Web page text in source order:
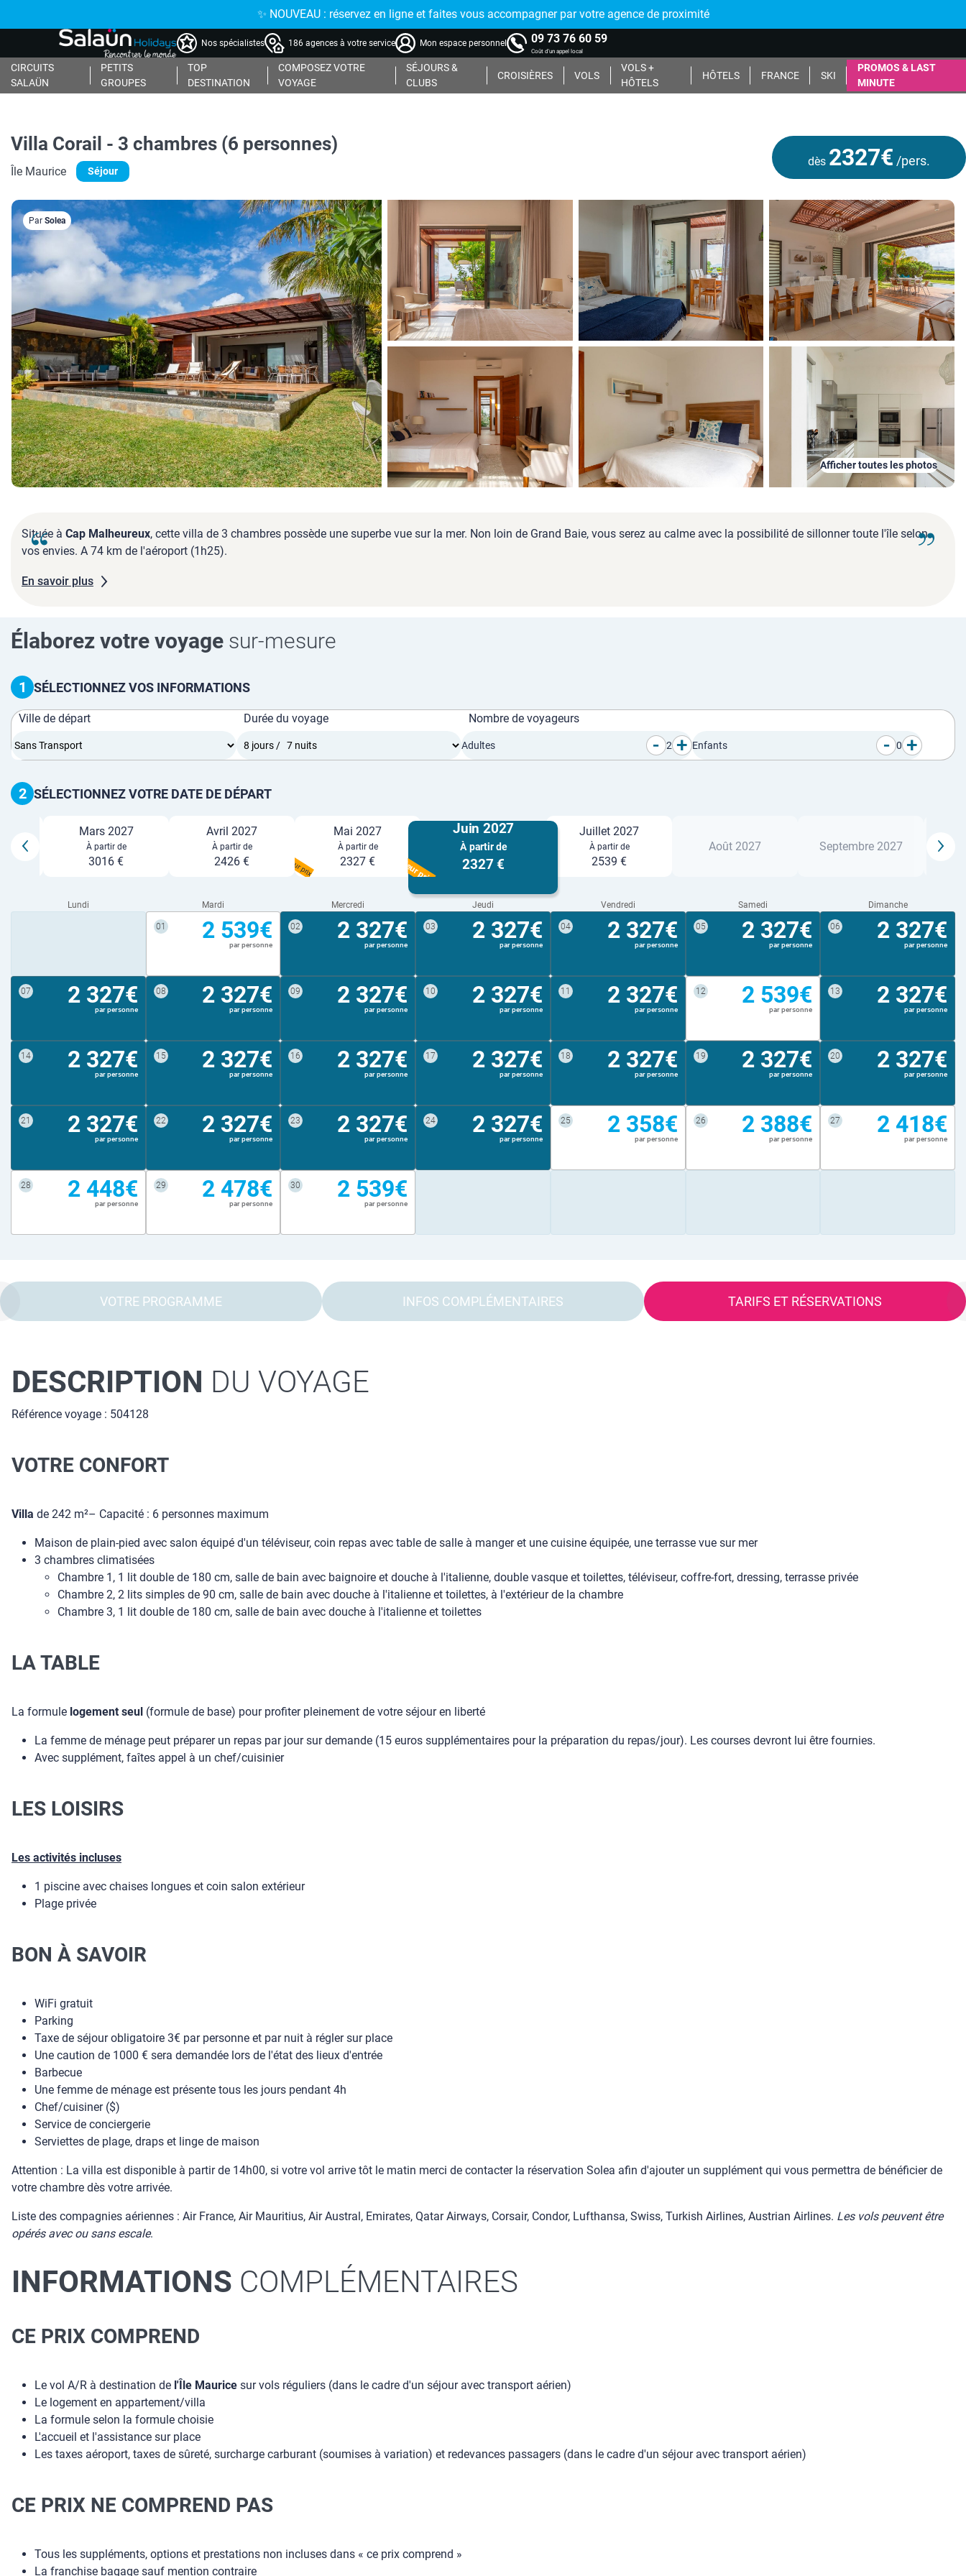
✨ NOUVEAU : réservez en ligne et faites vous accompagner par votre agence de proximité
Nos spécialistes 186 agences à votre service Mon espace personnel 09 73 76 60 59
Coût d'un appel local
CIRCUITS
SALAÜN
PETITS
GROUPES
TOP
DESTINATION
COMPOSEZ VOTRE
VOYAGE
SÉJOURS &
CLUBS
CROISIÈRES VOLS
VOLS +
HÔTELS
HÔTELS FRANCE SKI
PROMOS & LAST
MINUTE
dès 2327€ /pers.
Villa Corail - 3 chambres (6 personnes)
Île Maurice Séjour
Afficher toutes les photos
Par Solea
Située à Cap Malheureux, cette villa de 3 chambres possède une superbe vue sur la mer. Non loin de Grand Baie, vous serez au calme avec la possibilité de sillonner toute l'île selon
vos envies. A 74 km de l'aéroport (1h25).
En savoir plus
Élaborez votre voyage sur-mesure
1 SÉLECTIONNEZ VOS INFORMATIONS
Ville de départ Durée du voyage Nombre de voyageurs
Adultes - 2 + Enfants - 0 +
2 SÉLECTIONNEZ VOTRE DATE DE DÉPART
Mars 2027
À partir de
3016 €
Avril 2027
À partir de
2426 €
Mai 2027
À partir de
2327 €
Meilleur prix
Juin 2027
À partir de
2327 €
Meilleur prix
Juillet 2027
À partir de
2539 €
Août 2027 Septembre 2027
Lundi Mardi Mercredi Jeudi Vendredi Samedi Dimanche
01 2 539€
par personne
02 2 327€
par personne
03 2 327€
par personne
04 2 327€
par personne
05 2 327€
par personne
06 2 327€
par personne
07 2 327€
par personne
08 2 327€
par personne
09 2 327€
par personne
10 2 327€
par personne
11 2 327€
par personne
12 2 539€
par personne
13 2 327€
par personne
14 2 327€
par personne
15 2 327€
par personne
16 2 327€
par personne
17 2 327€
par personne
18 2 327€
par personne
19 2 327€
par personne
20 2 327€
par personne
21 2 327€
par personne
22 2 327€
par personne
23 2 327€
par personne
24 2 327€
par personne
25 2 358€
par personne
26 2 388€
par personne
27 2 418€
par personne
28 2 448€
par personne
29 2 478€
par personne
30 2 539€
par personne
VOTRE PROGRAMME INFOS COMPLÉMENTAIRES TARIFS ET RÉSERVATIONS
DESCRIPTION DU VOYAGE
Référence voyage : 504128
VOTRE CONFORT
Villa de 242 m²– Capacité : 6 personnes maximum
Maison de plain-pied avec salon équipé d'un téléviseur, coin repas avec table de salle à manger et une cuisine équipée, une terrasse vue sur mer
3 chambres climatisées
Chambre 1, 1 lit double de 180 cm, salle de bain avec baignoire et douche à l'italienne, double vasque et toilettes, téléviseur, coffre-fort, dressing, terrasse privée
Chambre 2, 2 lits simples de 90 cm, salle de bain avec douche à l'italienne et toilettes, à l'extérieur de la chambre
Chambre 3, 1 lit double de 180 cm, salle de bain avec douche à l'italienne et toilettes
LA TABLE
La formule logement seul (formule de base) pour profiter pleinement de votre séjour en liberté
La femme de ménage peut préparer un repas par jour sur demande (15 euros supplémentaires pour la préparation du repas/jour). Les courses devront lui être fournies.
Avec supplément, faîtes appel à un chef/cuisinier
LES LOISIRS
Les activités incluses
1 piscine avec chaises longues et coin salon extérieur
Plage privée
BON À SAVOIR
WiFi gratuit
Parking
Taxe de séjour obligatoire 3€ par personne et par nuit à régler sur place
Une caution de 1000 € sera demandée lors de l'état des lieux d'entrée
Barbecue
Une femme de ménage est présente tous les jours pendant 4h
Chef/cuisiner ($)
Service de conciergerie
Serviettes de plage, draps et linge de maison
Attention : La villa est disponible à partir de 14h00, si votre vol arrive tôt le matin merci de contacter la réservation Solea afin d'ajouter un supplément qui vous permettra de bénéficier de
votre chambre dès votre arrivée.
Liste des compagnies aériennes : Air France, Air Mauritius, Air Austral, Emirates, Qatar Airways, Corsair, Condor, Lufthansa, Swiss, Turkish Airlines, Austrian Airlines. Les vols peuvent être
opérés avec ou sans escale.
INFORMATIONS COMPLÉMENTAIRES
CE PRIX COMPREND
Le vol A/R à destination de l'Île Maurice sur vols réguliers (dans le cadre d'un séjour avec transport aérien)
Le logement en appartement/villa
La formule selon la formule choisie
L'accueil et l'assistance sur place
Les taxes aéroport, taxes de sûreté, surcharge carburant (soumises à variation) et redevances passagers (dans le cadre d'un séjour avec transport aérien)
CE PRIX NE COMPREND PAS
Tous les suppléments, options et prestations non incluses dans « ce prix comprend »
La franchise bagage sauf mention contraire